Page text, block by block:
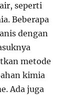
seperti
Beberapa
dengan
metode
kimia
Ada juga